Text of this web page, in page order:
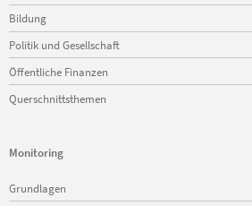
Bildung
Politik und Gesellschaft
Öffentliche Finanzen
Querschnittsthemen
Monitoring
Navigation
überspringen
Grundlagen